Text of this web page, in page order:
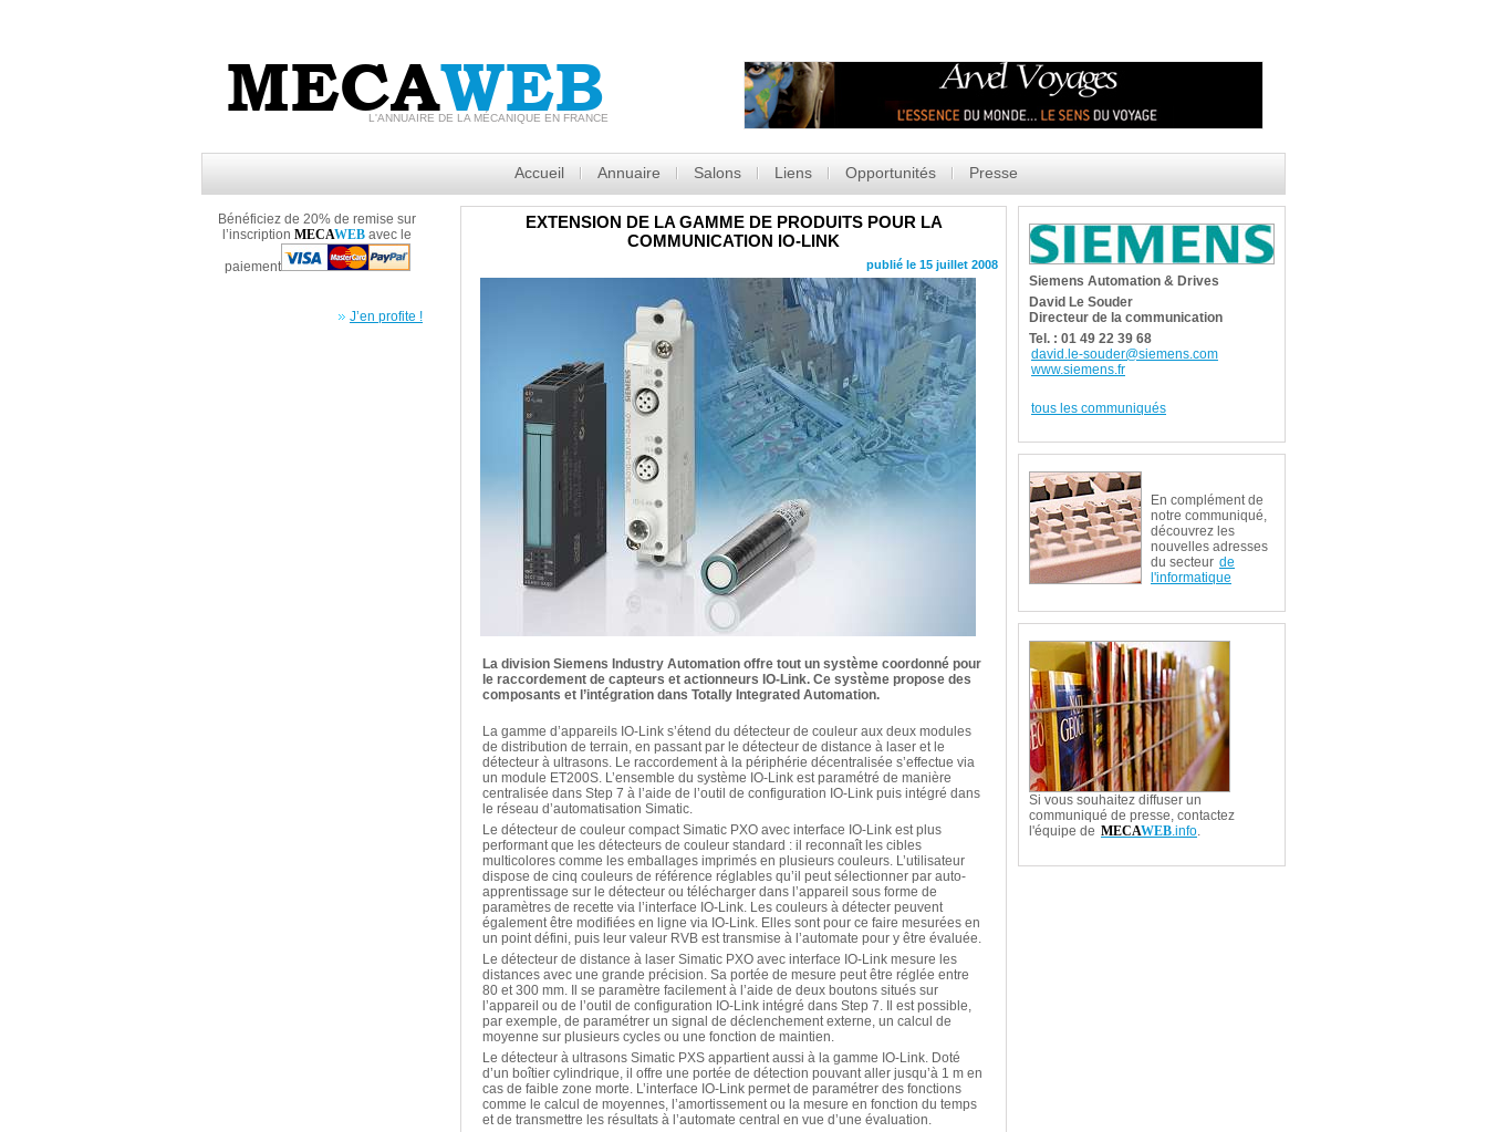
MECAWEB
L'ANNUAIRE DE LA MÉCANIQUE EN FRANCE
Accueil Annuaire Salons Liens Opportunités Presse
Bénéficiez de 20% de remise sur
l’inscription MECAWEB avec le
paiement
J’en profite !
EXTENSION DE LA GAMME DE PRODUITS POUR LA
COMMUNICATION IO-LINK
publié le 15 juillet 2008
La division Siemens Industry Automation offre tout un système coordonné pour
le raccordement de capteurs et actionneurs IO-Link. Ce système propose des
composants et l’intégration dans Totally Integrated Automation.
La gamme d’appareils IO-Link s’étend du détecteur de couleur aux deux modules
de distribution de terrain, en passant par le détecteur de distance à laser et le
détecteur à ultrasons. Le raccordement à la périphérie décentralisée s’effectue via
un module ET200S. L’ensemble du système IO-Link est paramétré de manière
centralisée dans Step 7 à l’aide de l’outil de configuration IO-Link puis intégré dans
le réseau d’automatisation Simatic.
Le détecteur de couleur compact Simatic PXO avec interface IO-Link est plus
performant que les détecteurs de couleur standard : il reconnaît les cibles
multicolores comme les emballages imprimés en plusieurs couleurs. L’utilisateur
dispose de cinq couleurs de référence réglables qu’il peut sélectionner par auto-
apprentissage sur le détecteur ou télécharger dans l’appareil sous forme de
paramètres de recette via l’interface IO-Link. Les couleurs à détecter peuvent
également être modifiées en ligne via IO-Link. Elles sont pour ce faire mesurées en
un point défini, puis leur valeur RVB est transmise à l’automate pour y être évaluée.
Le détecteur de distance à laser Simatic PXO avec interface IO-Link mesure les
distances avec une grande précision. Sa portée de mesure peut être réglée entre
80 et 300 mm. Il se paramètre facilement à l’aide de deux boutons situés sur
l’appareil ou de l’outil de configuration IO-Link intégré dans Step 7. Il est possible,
par exemple, de paramétrer un signal de déclenchement externe, un calcul de
moyenne sur plusieurs cycles ou une fonction de maintien.
Le détecteur à ultrasons Simatic PXS appartient aussi à la gamme IO-Link. Doté
d’un boîtier cylindrique, il offre une portée de détection pouvant aller jusqu’à 1 m en
cas de faible zone morte. L’interface IO-Link permet de paramétrer des fonctions
comme le calcul de moyennes, l’amortissement ou la mesure en fonction du temps
et de transmettre les résultats à l’automate central en vue d’une évaluation.
Siemens Automation & Drives
David Le Souder
Directeur de la communication
Tel. : 01 49 22 39 68
david.le-souder@siemens.com
www.siemens.fr
tous les communiqués
En complément de
notre communiqué,
découvrez les
nouvelles adresses
du secteur de
l'informatique
Si vous souhaitez diffuser un
communiqué de presse, contactez
l'équipe de MECAWEB.info.